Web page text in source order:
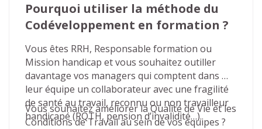
Pourquoi utiliser la méthode du
Codéveloppement en formation ?
Vous êtes RRH, Responsable formation ou
Mission handicap et vous souhaitez outiller
davantage vos managers qui comptent dans
leur équipe un collaborateur avec une fragilité
de santé au travail, reconnu ou non travailleur
handicapé (RQTH, pension d’invalidité…).
Vous souhaitez améliorer la Qualité de Vie et les
Conditions de Travail au sein de vos équipes ?